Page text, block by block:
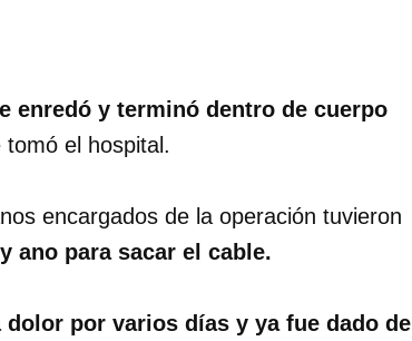
enredó y terminó dentro de cuerpo
el hospital.
encargados de la operación tuvieron
ano para sacar el cable.
por varios días y ya fue dado de